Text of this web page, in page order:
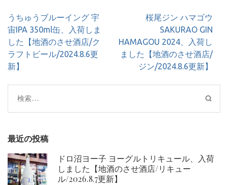
投
稿
ナ
ビ
ゲ
ョ
ン
うちゅうブルーイング 宇
宙IPA 350ml缶、入荷しま
した【地酒のさせ酒店/ク
ラフトビール/2024.8.6更
新】
桜尾ジン ハマゴウ
SAKURAO GIN
HAMAGOU 2024、入荷し
ました【地酒のさせ酒店/
ジン/2024.8.6更新】
検
索:
最近の投稿
ドロ沼ヨー子 ヨーグルトリキュール、入荷
しました【地酒のさせ酒店/リキュー
ル/2026.8.7更新】